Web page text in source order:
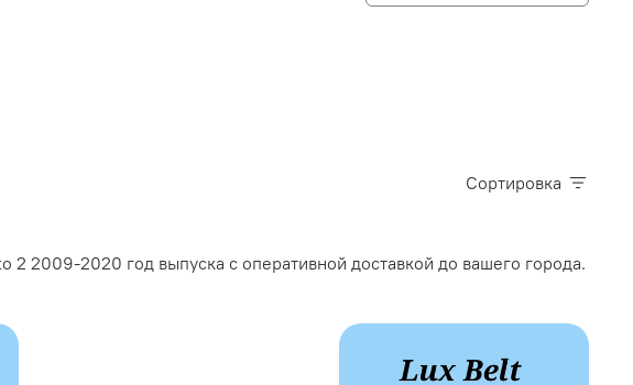
Сортировка
2009-2020 год выпуска с оперативной доставкой до вашего города.